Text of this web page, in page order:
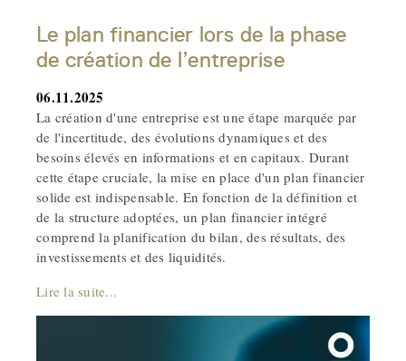
Le plan financier lors de la phase
de création de l’entreprise
06.11.2025
La création d'une entreprise est une étape marquée par
de l'incertitude, des évolutions dynamiques et des
besoins élevés en informations et en capitaux. Durant
cette étape cruciale, la mise en place d'un plan financier
solide est indispensable. En fonction de la définition et
de la structure adoptées, un plan financier intégré
comprend la planification du bilan, des résultats, des
investissements et des liquidités.
Lire la suite...